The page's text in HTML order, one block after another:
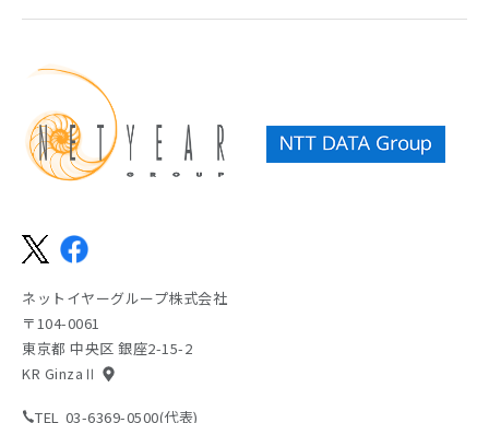
ネットイヤーグループ株式会社
〒104-0061
東京都 中央区 銀座2-15-2
KR GinzaⅡ
TEL 03-6369-0500(代表)